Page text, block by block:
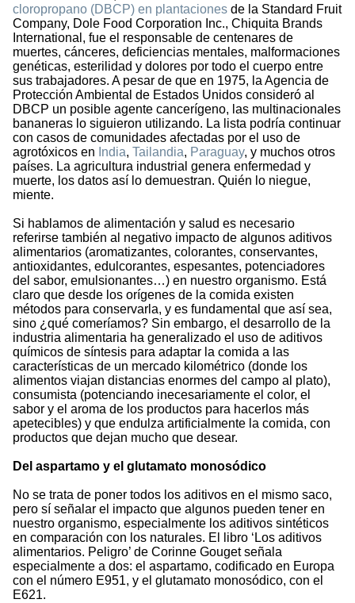
cloropropano (DBCP) en plantaciones de la Standard Fruit
Company, Dole Food Corporation Inc., Chiquita Brands
International, fue el responsable de centenares de
muertes, cánceres, deficiencias mentales, malformaciones
genéticas, esterilidad y dolores por todo el cuerpo entre
sus trabajadores. A pesar de que en 1975, la Agencia de
Protección Ambiental de Estados Unidos consideró al
DBCP un posible agente cancerígeno, las multinacionales
bananeras lo siguieron utilizando. La lista podría continuar
con casos de comunidades afectadas por el uso de
agrotóxicos en India, Tailandia, Paraguay, y muchos otros
países. La agricultura industrial genera enfermedad y
muerte, los datos así lo demuestran. Quién lo niegue,
miente.
Si hablamos de alimentación y salud es necesario
referirse también al negativo impacto de algunos aditivos
alimentarios (aromatizantes, colorantes, conservantes,
antioxidantes, edulcorantes, espesantes, potenciadores
del sabor, emulsionantes…) en nuestro organismo. Está
claro que desde los orígenes de la comida existen
métodos para conservarla, y es fundamental que así sea,
sino ¿qué comeríamos? Sin embargo, el desarrollo de la
industria alimentaria ha generalizado el uso de aditivos
químicos de síntesis para adaptar la comida a las
características de un mercado kilométrico (donde los
alimentos viajan distancias enormes del campo al plato),
consumista (potenciando inecesariamente el color, el
sabor y el aroma de los productos para hacerlos más
apetecibles) y que endulza artificialmente la comida, con
productos que dejan mucho que desear.
Del aspartamo y el glutamato monosódico
No se trata de poner todos los aditivos en el mismo saco,
pero sí señalar el impacto que algunos pueden tener en
nuestro organismo, especialmente los aditivos sintéticos
en comparación con los naturales. El libro ‘Los aditivos
alimentarios. Peligro’ de Corinne Gouget señala
especialmente a dos: el aspartamo, codificado en Europa
con el número E951, y el glutamato monosódico, con el
E621.